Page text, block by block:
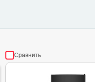
Сравнить